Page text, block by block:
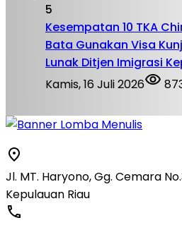
5
Kesempatan 10 TKA
Bata Gunakan Visa
Lunak Ditjen Imigrasi
Kamis, 16 Juli 2026
Jl. MT. Haryono, Gg. Cemara
Kepulauan Riau